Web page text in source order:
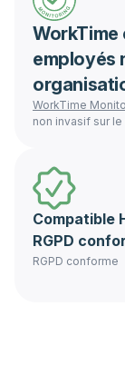
WorkTime
employés
WorkTime
non invasif sur le
Compatible
RGPD
RGPD conforme